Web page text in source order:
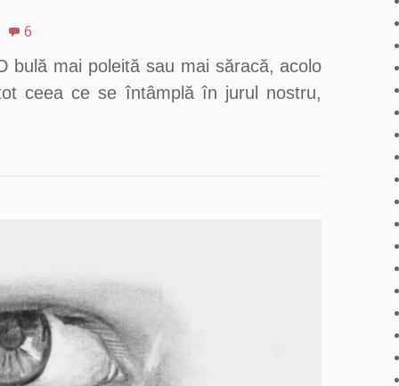
6
bulă mai poleită sau mai săracă, acolo
ceea ce se întâmplă în jurul nostru,